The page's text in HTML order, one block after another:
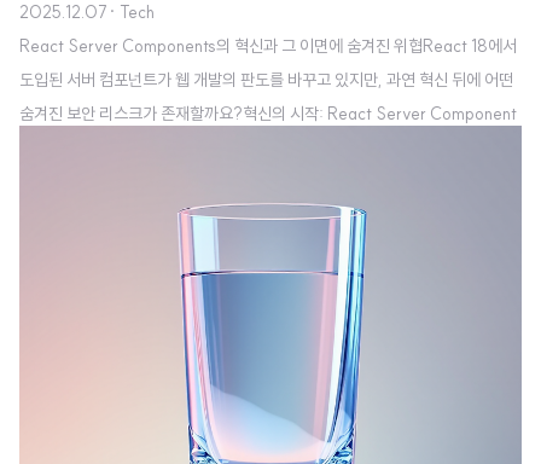
2025.12.07 · Tech
React Server Components의 혁신과 그 이면에 숨겨진 위협React 18에서
도입된 서버 컴포넌트가 웹 개발의 판도를 바꾸고 있지만, 과연 혁신 뒤에 어떤
숨겨진 보안 리스크가 존재할까요?혁신의 시작: React Server Component
서 일부 컴포넌트를 렌더링한 후 클라이언트에 전송하는 하이브리드 접근 방식
을 도입했습니다.이 기술이 제공하는 장점은 실로 매력적입니다. 먼저 초기 번
들 크기를 획기적으로 감소시켜 페이지 로딩 속도를 개선합니다. 사용자는 더
빠른 첫 렌더링을 경험할 수 있으며, 이는 실제 비즈니스 지표 ..